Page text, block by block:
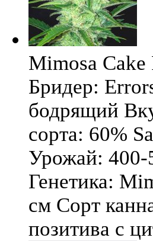
Mimosa Cake
Бридер:
бодрящий
сорта: 60%
Урожай: 400-
Генетика:
см Сорт
позитива с